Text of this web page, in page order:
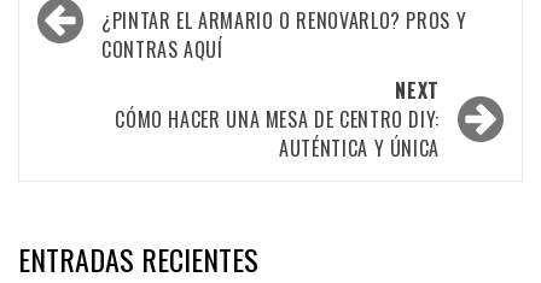
navigation¿PINTAR EL ARMARIO O RENOVARLO? PROS Y
CONTRAS AQUÍ
NEXT
CÓMO HACER UNA MESA DE CENTRO DIY:
AUTÉNTICA Y ÚNICA
ENTRADAS RECIENTES